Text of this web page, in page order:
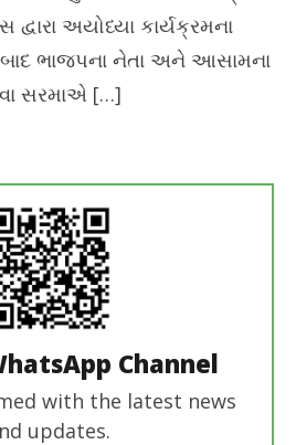
દ્વારા અયોધ્યા કાર્યક્રમના
બાદ ભાજપના નેતા અને આસામના
સરમાએ […]
Channel
with the latest news
updates.